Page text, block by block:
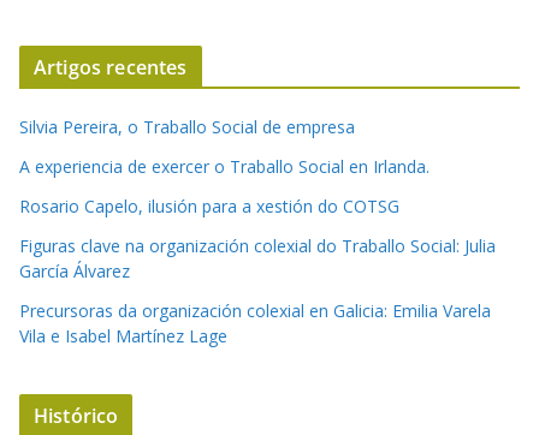
Artigos recentes
Silvia Pereira, o Traballo Social de empresa
A experiencia de exercer o Traballo Social en Irlanda.
Rosario Capelo, ilusión para a xestión do COTSG
Figuras clave na organización colexial do Traballo Social: Julia
García Álvarez
Precursoras da organización colexial en Galicia: Emilia Varela
Vila e Isabel Martínez Lage
Histórico